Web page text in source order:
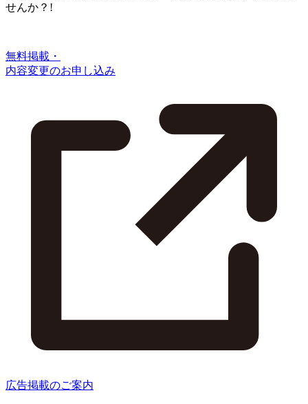
せんか？!
無料掲載・
内容変更のお申し込み
広告掲載のご案内